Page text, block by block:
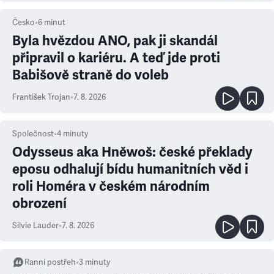
Česko•6 minut
Byla hvězdou ANO, pak ji skandál
připravil o kariéru. A teď jde proti
Babišově straně do voleb
František Trojan•7. 8. 2026
Společnost•4 minuty
Odysseus aka Hněwoš: české překlady
eposu odhalují bídu humanitních věd i
roli Homéra v českém národním
obrození
Silvie Lauder•7. 8. 2026
Ranní postřeh•3 minuty